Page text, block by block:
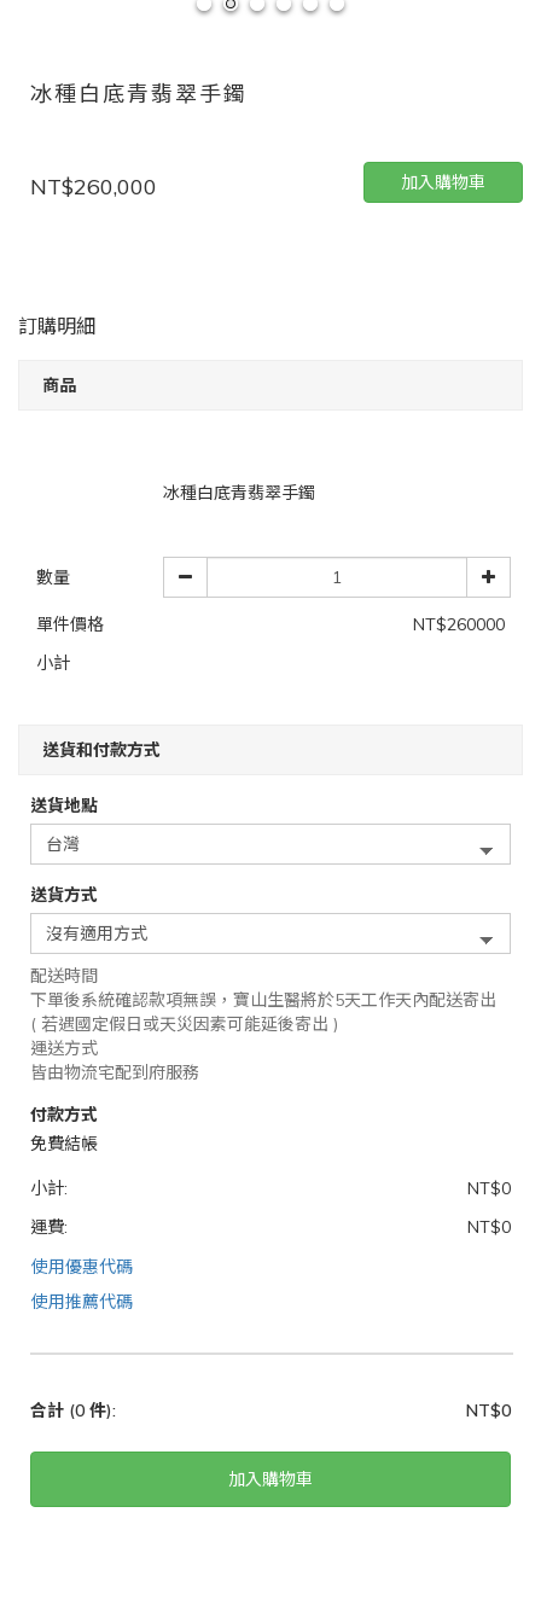
冰種白底青翡翠手鐲
NT$260,000 加入購物車
訂購明細
商品
冰種白底青翡翠手鐲
數量
單件價格
NT$260000
小計
送貨和付款方式
送貨地點
送貨方式
配送時間
下單後系統確認款項無誤，寶山生醫將於5天工作天內配送寄出
( 若遇國定假日或天災因素可能延後寄出 )
運送方式
皆由物流宅配到府服務
付款方式
免費結帳
小計:
NT$0
運費:
NT$0
使用優惠代碼
使用推薦代碼
合計 (0 件): NT$0
加入購物車